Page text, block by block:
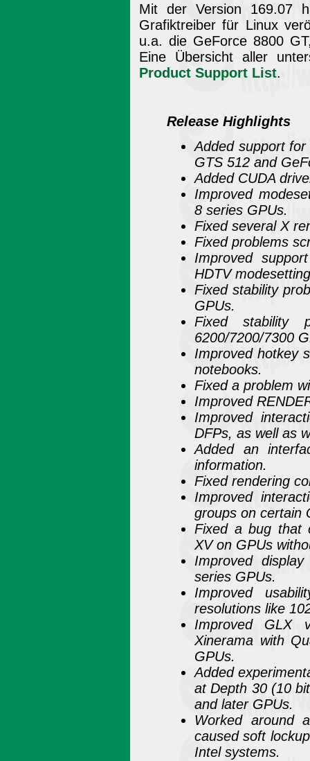
Mit der Version 169.07
Grafiktreiber für Linux
u.a. die GeForce 8800
Eine Übersicht aller
Product Support List.
Release Highlights
Added support
GTS 512 and
Added CUDA
Improved
8 series GPUs.
Fixed several X
Fixed problems
Improved
HDTV
Fixed stability
GPUs.
Fixed stability
6200/7200/7300
Improved hotkey
notebooks.
Fixed a problem
Improved
Improved
DFPs, as well as
Added an
information.
Fixed rendering
Improved
groups on certain
Fixed a bug that
XV on GPUs
Improved
series GPUs.
Improved
resolutions like
Improved GLX
Xinerama with
GPUs.
Added
at Depth 30 (10
and later GPUs.
Worked around
caused soft
Intel systems.